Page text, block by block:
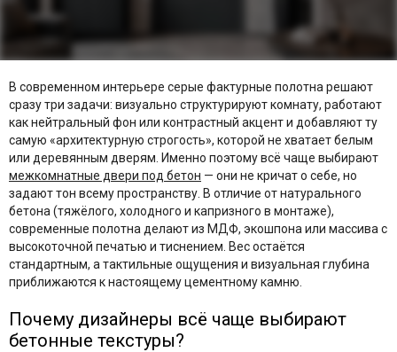
В современном интерьере серые фактурные полотна решают
сразу три задачи: визуально структурируют комнату, работают
как нейтральный фон или контрастный акцент и добавляют ту
самую «архитектурную строгость», которой не хватает белым
или деревянным дверям. Именно поэтому всё чаще выбирают
межкомнатные двери под бетон — они не кричат о себе, но
задают тон всему пространству. В отличие от натурального
бетона (тяжёлого, холодного и капризного в монтаже),
современные полотна делают из МДФ, экошпона или массива с
высокоточной печатью и тиснением. Вес остаётся
стандартным, а тактильные ощущения и визуальная глубина
приближаются к настоящему цементному камню.
Почему дизайнеры всё чаще выбирают
бетонные текстуры?